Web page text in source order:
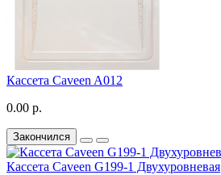
Кассета Caveen A012
0.00 р.
Закончился
Кассета Caveen G199-1 Двухуровневая